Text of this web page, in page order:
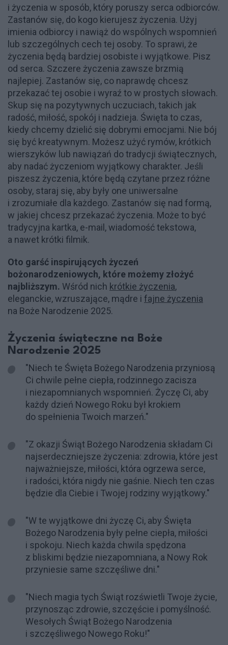
i życzenia w sposób, który poruszy serca odbiorców.
Zastanów się, do kogo kierujesz życzenia. Użyj
imienia odbiorcy i nawiąż do wspólnych wspomnień
lub szczególnych cech tej osoby. To sprawi, że
życzenia będą bardziej osobiste i wyjątkowe. Pisz
od serca. Szczere życzenia zawsze brzmią
najlepiej. Zastanów się, co naprawdę chcesz
przekazać tej osobie i wyraź to w prostych słowach.
Skup się na pozytywnych uczuciach, takich jak
radość, miłość, spokój i nadzieja. Święta to czas,
kiedy chcemy dzielić się dobrymi emocjami. Nie bój
się być kreatywnym. Możesz użyć rymów, krótkich
wierszyków lub nawiązań do tradycji świątecznych,
aby nadać życzeniom wyjątkowy charakter. Jeśli
piszesz życzenia, które będą czytane przez różne
osoby, staraj się, aby były one uniwersalne
i zrozumiałe dla każdego. Zastanów się nad formą,
w jakiej chcesz przekazać życzenia. Może to być
tradycyjna kartka, e-mail, wiadomość tekstowa,
a nawet krótki filmik.
Oto garść inspirujących życzeń
bożonarodzeniowych, które możemy złożyć
najbliższym. Wśród nich krótkie życzenia,
eleganckie, wzruszające, mądre i fajne życzenia
na Boże Narodzenie 2025.
Życzenia świąteczne na Boże
Narodzenie 2025
"Niech te Święta Bożego Narodzenia przyniosą
Ci chwile pełne ciepła, rodzinnego zacisza
i niezapomnianych wspomnień. Życzę Ci, aby
każdy dzień Nowego Roku był krokiem
do spełnienia Twoich marzeń."
"Z okazji Świąt Bożego Narodzenia składam Ci
najserdeczniejsze życzenia: zdrowia, które jest
najważniejsze, miłości, która ogrzewa serce,
i radości, która nigdy nie gaśnie. Niech ten czas
będzie dla Ciebie i Twojej rodziny wyjątkowy."
"W te wyjątkowe dni życzę Ci, aby Święta
Bożego Narodzenia były pełne ciepła, miłości
i spokoju. Niech każda chwila spędzona
z bliskimi będzie niezapomniana, a Nowy Rok
przyniesie same szczęśliwe dni."
"Niech magia tych Świąt rozświetli Twoje życie,
przynosząc zdrowie, szczęście i pomyślność.
Wesołych Świąt Bożego Narodzenia
i szczęśliwego Nowego Roku!"